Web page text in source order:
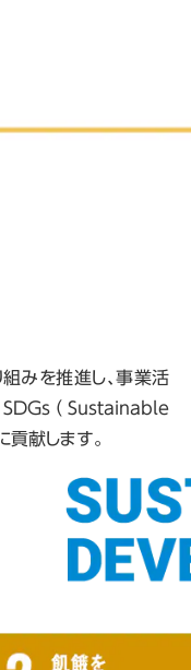
みを推進し、事業活
（Sustainable
献します。